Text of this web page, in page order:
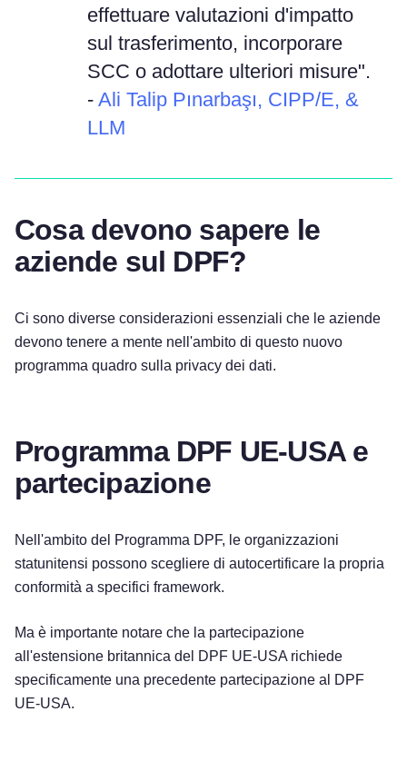
effettuare valutazioni d'impatto
sul trasferimento, incorporare
SCC o adottare ulteriori misure".
- Ali Talip Pınarbaşı, CIPP/E, &
LLM
Cosa devono sapere le
aziende sul DPF?
Ci sono diverse considerazioni essenziali che le aziende
devono tenere a mente nell'ambito di questo nuovo
programma quadro sulla privacy dei dati.
Programma DPF UE-USA e
partecipazione
Nell'ambito del Programma DPF, le organizzazioni
statunitensi possono scegliere di autocertificare la propria
conformità a specifici framework.
Ma è importante notare che la partecipazione
all'estensione britannica del DPF UE-USA richiede
specificamente una precedente partecipazione al DPF
UE-USA.